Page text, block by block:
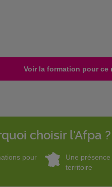
Voir la formation pour ce
choisir l'Afpa ?
pour
Une
territoire